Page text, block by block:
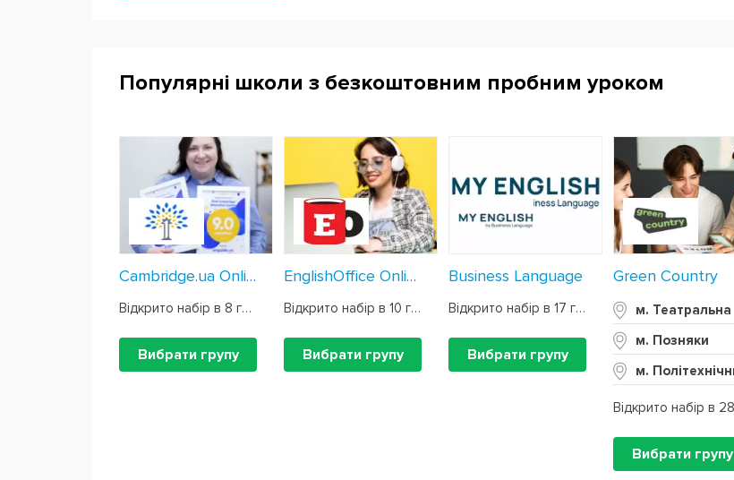
Популярні школи з безкоштовним пробним уроком
Cambridge.ua Online
Відкрито набір в 8 груп
Вибрати групу
EnglishOffice Online
Відкрито набір в 10 груп
Вибрати групу
Business Language
Відкрито набір в 17 груп
Вибрати групу
Green Country
м. Театральна
м. Позняки
Вибрати групу